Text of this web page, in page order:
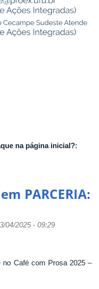
na página inicial?:
PARCERIA:
04/2025 - 09:29
Café com Prosa 2025 –